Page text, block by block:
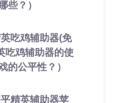
些？）
吃鸡辅助器(免
吃鸡辅助器的使
的公平性？）
精英辅助器苹